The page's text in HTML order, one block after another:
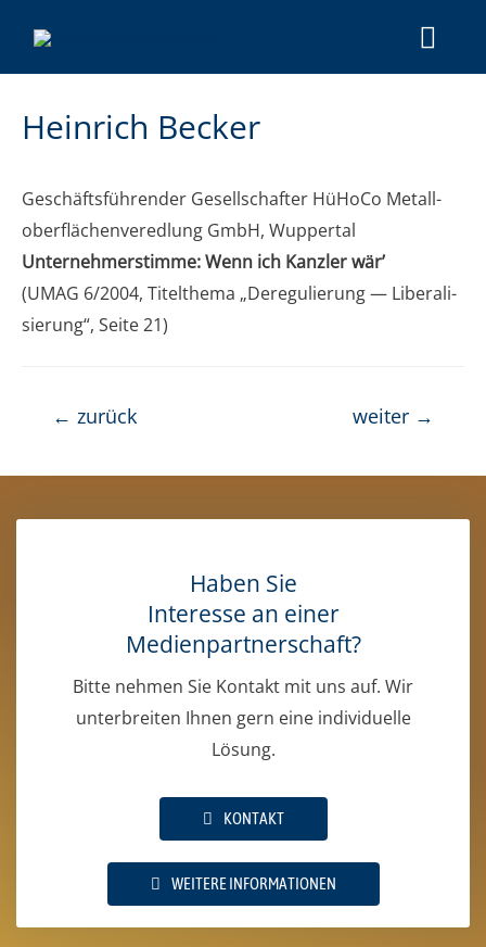
Hein­rich Becker
Geschäfts­füh­ren­der Gesell­schaf­ter HüHo­Co Metall­
ober­flä­chen­ver­ed­lung GmbH, Wup­per­tal
Unter­neh­mer­stim­me: Wenn ich Kanz­ler wär’
(UMAG 6/2004, Titel­the­ma „Dere­gu­lie­rung — Libe­ra­li­
sie­rung“, Sei­te 21)
← zurück weiter →
Haben Sie
Interesse an einer
Medienpartnerschaft?
Bitte nehmen Sie Kontakt mit uns auf. Wir
unterbreiten Ihnen gern eine individuelle
Lösung.
KONTAKT
WEITERE INFORMATIONEN